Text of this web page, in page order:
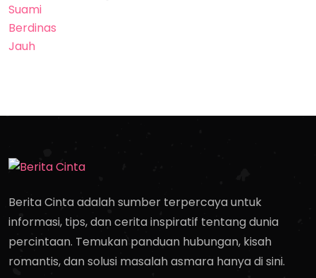
Berita Cinta adalah sumber terpercaya untuk
informasi, tips, dan cerita inspiratif tentang dunia
percintaan. Temukan panduan hubungan, kisah
romantis, dan solusi masalah asmara hanya di sini.